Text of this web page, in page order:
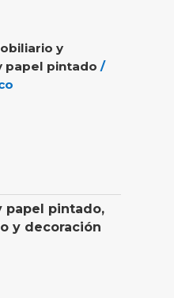
y
papel pintado /
papel pintado,
y decoración